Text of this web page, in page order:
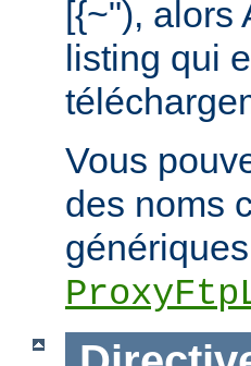
[{~"), alors
listing qui
Vous
des noms